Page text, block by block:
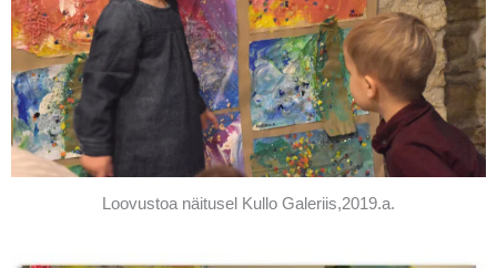
Loovustoa näitusel Kullo Galeriis,2019.a.